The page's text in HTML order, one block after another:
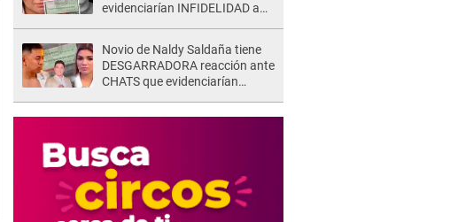
evidenciarían INFIDELIDAD a
Novio de Naldy Saldaña tiene
DESGARRADORA reacción ante
CHATS que evidenciarían